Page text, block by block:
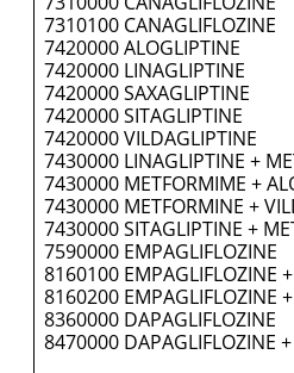
7310100 CANAGLIFLOZINE
7420000 ALOGLIPTINE
7420000 LINAGLIPTINE
7420000 SAXAGLIPTINE
7420000 SITAGLIPTINE
7420000 VILDAGLIPTINE
7430000 LINAGLIPTINE +
7430000 METFORMIME +
7430000 METFORMINE +
7430000 SITAGLIPTINE +
7590000 EMPAGLIFLOZINE
8160100 EMPAGLIFLOZINE
8160200 EMPAGLIFLOZINE
8360000 DAPAGLIFLOZINE
8470000 DAPAGLIFLOZINE